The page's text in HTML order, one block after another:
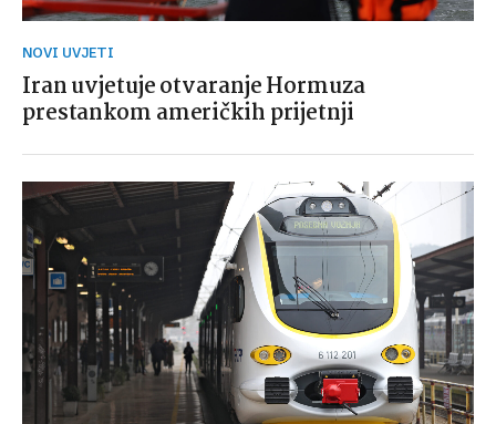
NOVI UVJETI
Iran uvjetuje otvaranje Hormuza
prestankom američkih prijetnji